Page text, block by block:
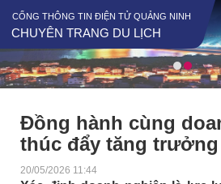
CỔNG THÔNG TIN ĐIỆN TỬ QUẢNG NINH
CHUYÊN TRANG DU LỊCH
Đồng hành cùng
thúc đẩy tăng
20/05/2026 11:44